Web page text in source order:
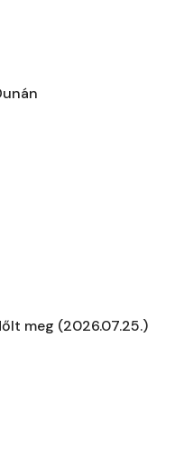
meg (2026.07.25.)